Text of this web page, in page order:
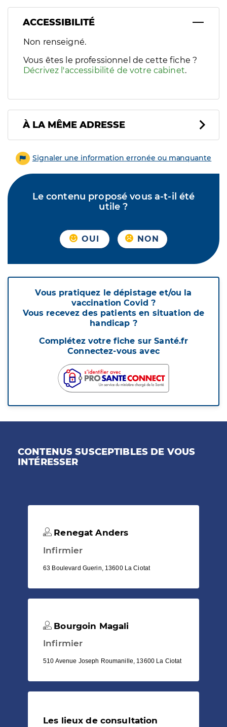
ACCESSIBILITÉ
Filtres
Sélectionnez un ou plusieurs handicaps/besoins
Non renseigné.
Vous êtes le professionnel de cette fiche ?
Décrivez l'accessibilité de votre cabinet.
À LA MÊME ADRESSE
Signaler une information erronée ou manquante
Le contenu proposé vous a-t-il été
utile ?
OUI NON
Vous pratiquez le dépistage et/ou la
vaccination Covid ?
Vous recevez des patients en situation de
handicap ?
Complétez votre fiche sur Santé.fr
Connectez-vous avec
CONTENUS SUSCEPTIBLES DE VOUS
INTÉRESSER
Renegat Anders
Infirmier
63 Boulevard Guerin, 13600 La Ciotat
Bourgoin Magali
Infirmier
510 Avenue Joseph Roumanille, 13600 La Ciotat
Les lieux de consultation